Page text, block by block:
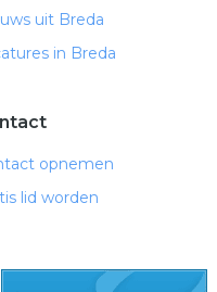
uit Breda
in Breda
opnemen
lid worden